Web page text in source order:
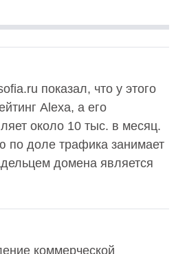
показал, что у этого
Alexa, а его
около 10 тыс. в месяц.
доле трафика занимает
домена является
коммерческой